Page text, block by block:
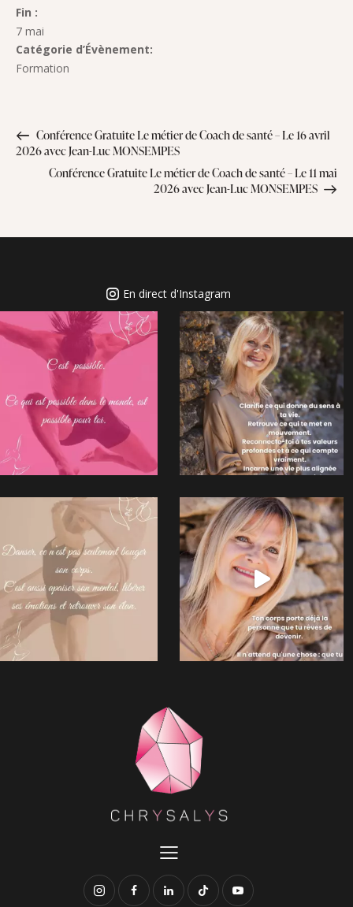
Fin :
7 mai
Catégorie d’Évènement:
Formation
Conférence Gratuite Le métier de Coach de santé – Le 16 avril
2026 avec Jean-Luc MONSEMPES
Conférence Gratuite Le métier de Coach de santé – Le 11 mai
2026 avec Jean-Luc MONSEMPES
En direct d'Instagram